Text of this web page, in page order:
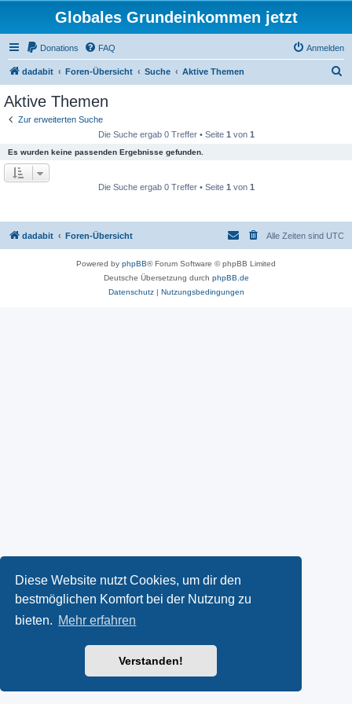
Diese Website nutzt Cookies, um dir den
bestmöglichen Komfort bei der Nutzung zu
bieten. Mehr erfahren
Verstanden!
Globales Grundeinkommen jetzt
Donations FAQ Anmelden
dadabit Foren-Übersicht Suche Aktive Themen
Aktive Themen
Zur erweiterten Suche
Die Suche ergab 0 Treffer • Seite 1 von 1
Es wurden keine passenden Ergebnisse gefunden.
Die Suche ergab 0 Treffer • Seite 1 von 1
dadabit Foren-Übersicht Alle Zeiten sind UTC
Powered by phpBB® Forum Software © phpBB Limited
Deutsche Übersetzung durch phpBB.de
Datenschutz| Nutzungsbedingungen